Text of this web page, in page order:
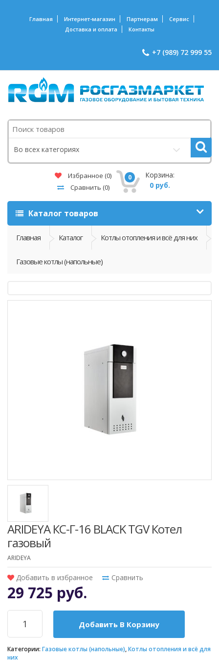
Главная Интернет-магазин Партнерам
Сервис
Доставка и оплата
Контакты
+7 (989) 72 999 55
Поиск
Во всех категориях
Избранное (0)
Сравнить (0)
0
Корзина:
0 руб.
Каталог товаров
Главная Каталог Котлы отопления и всё для них
Газовые котлы (напольные)
ARIDEYA КС-Г-16 BLACK TGV Котел
газовый
ARIDEYA
Добавить в избранное Сравнить
29 725 руб.
Добавить В Корзину
Категории: Газовые котлы (напольные),Котлы отопления и всё для
них